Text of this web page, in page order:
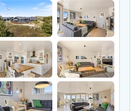
Ferienhäuser im Frühjahr
Ferienhäuser im Sommer
Ferienhäuser im Herbst
Ferienhäuser im Winter
Ferienhäuser über Weihnachten
Ferienhäuser über Silvester